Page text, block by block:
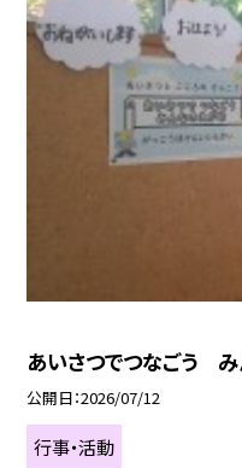
あいさつでつなごう
公開日 2026/07/12
行事・活動